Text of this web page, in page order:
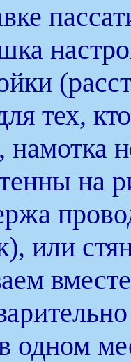
тех,
намотка
на
или
одном